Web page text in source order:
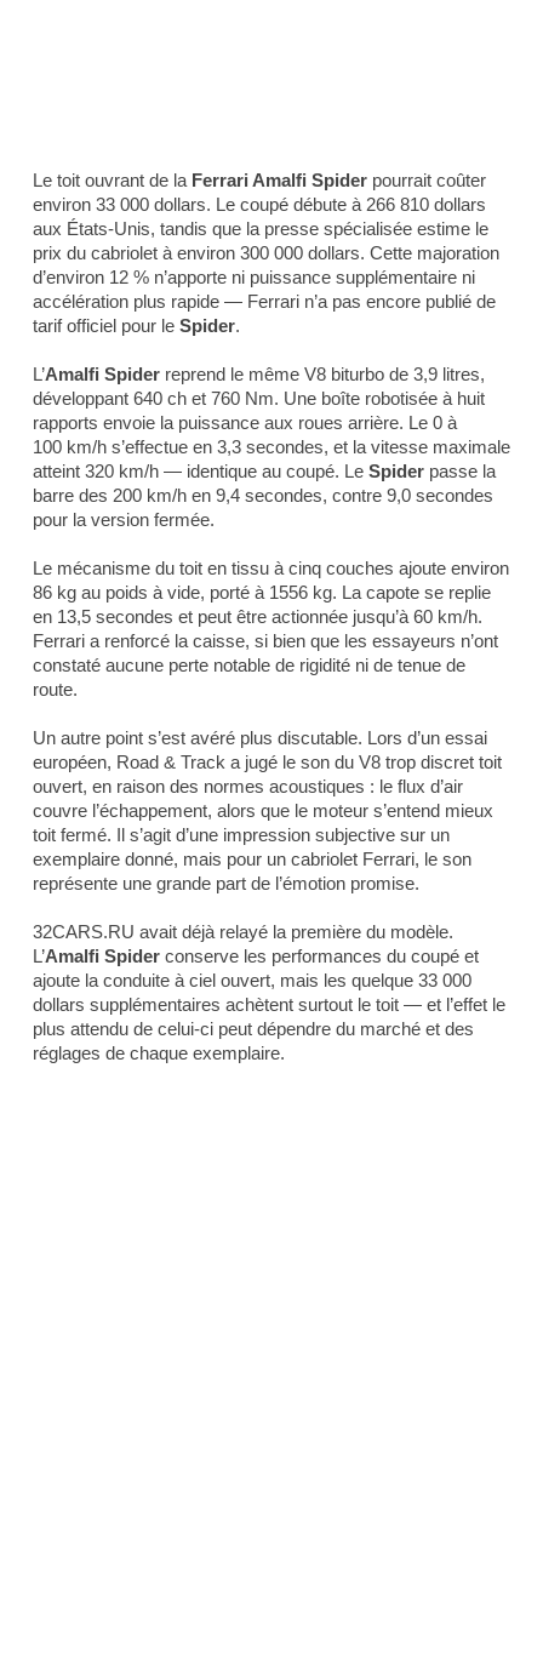
Le toit ouvrant de la Ferrari Amalfi Spider pourrait coûter
environ 33 000 dollars. Le coupé débute à 266 810 dollars
aux États-Unis, tandis que la presse spécialisée estime le
prix du cabriolet à environ 300 000 dollars. Cette majoration
d’environ 12 % n’apporte ni puissance supplémentaire ni
accélération plus rapide — Ferrari n’a pas encore publié de
tarif officiel pour le Spider.
L’Amalfi Spider reprend le même V8 biturbo de 3,9 litres,
développant 640 ch et 760 Nm. Une boîte robotisée à huit
rapports envoie la puissance aux roues arrière. Le 0 à
100 km/h s’effectue en 3,3 secondes, et la vitesse maximale
atteint 320 km/h — identique au coupé. Le Spider passe la
barre des 200 km/h en 9,4 secondes, contre 9,0 secondes
pour la version fermée.
Le mécanisme du toit en tissu à cinq couches ajoute environ
86 kg au poids à vide, porté à 1556 kg. La capote se replie
en 13,5 secondes et peut être actionnée jusqu’à 60 km/h.
Ferrari a renforcé la caisse, si bien que les essayeurs n’ont
constaté aucune perte notable de rigidité ni de tenue de
route.
Un autre point s’est avéré plus discutable. Lors d’un essai
européen, Road & Track a jugé le son du V8 trop discret toit
ouvert, en raison des normes acoustiques : le flux d’air
couvre l’échappement, alors que le moteur s’entend mieux
toit fermé. Il s’agit d’une impression subjective sur un
exemplaire donné, mais pour un cabriolet Ferrari, le son
représente une grande part de l’émotion promise.
32CARS.RU avait déjà relayé la première du modèle.
L’Amalfi Spider conserve les performances du coupé et
ajoute la conduite à ciel ouvert, mais les quelque 33 000
dollars supplémentaires achètent surtout le toit — et l’effet le
plus attendu de celui-ci peut dépendre du marché et des
réglages de chaque exemplaire.